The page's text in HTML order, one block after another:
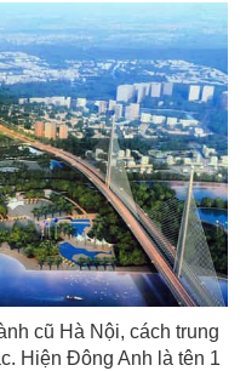
cũ Hà Nội, cách trung
Hiện Đông Anh là tên 1